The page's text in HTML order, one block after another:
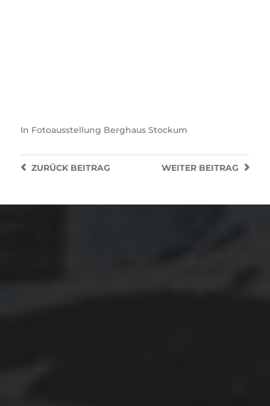
In Fotoausstellung Berghaus Stockum
WEITER BEITRAG
ZURÜCKBEITRAG